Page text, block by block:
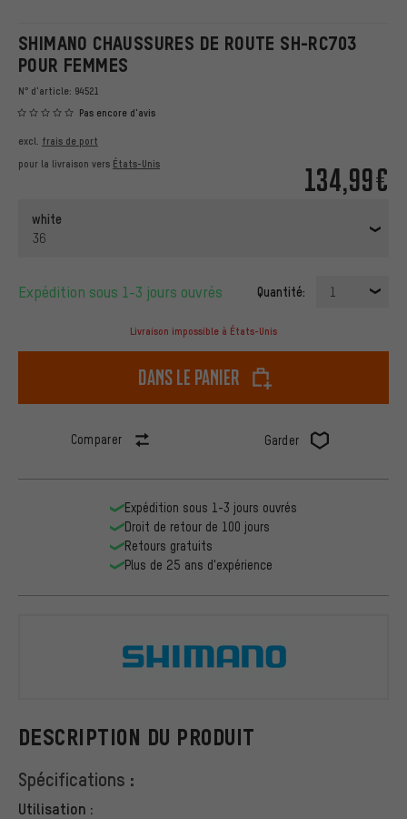
SHIMANO CHAUSSURES DE ROUTE SH-RC703
POUR FEMMES
N° d'article: 94521
Pas encore d'avis
134,99€
excl. frais de port
pour la livraison vers États-Unis
white
36
Expédition sous 1-3 jours ouvrés Quantité: 1
Livraison impossible à États-Unis
dans le panier
Comparer Garder
DESCRIPTION DU PRODUIT
Spécifications :
Utilisation :
Expédition sous 1-3 jours ouvrés
Droit de retour de 100 jours
Retours gratuits
Plus de 25 ans d'expérience
Shimano